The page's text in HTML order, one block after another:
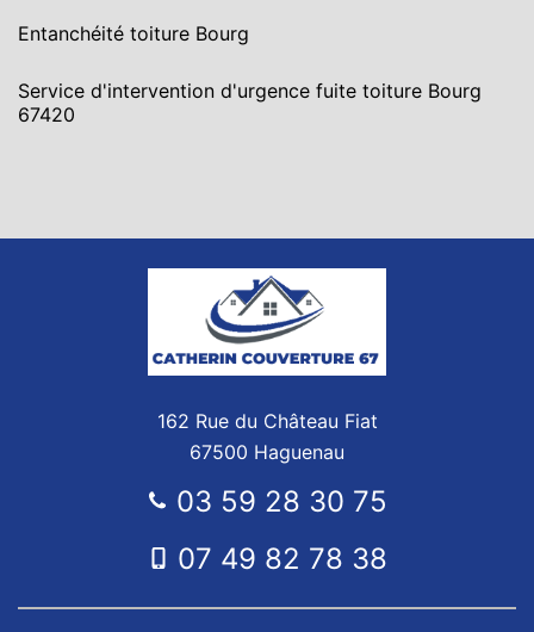
Entanchéité toiture Bourg
Service d'intervention d'urgence fuite toiture Bourg
67420
162 Rue du Château Fiat
67500 Haguenau
03 59 28 30 75
07 49 82 78 38